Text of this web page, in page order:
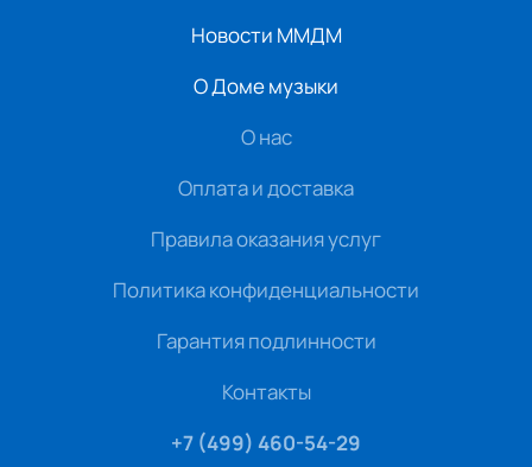
Новости ММДМ
О Доме музыки
О нас
Оплата и доставка
Правила оказания услуг
Политика конфиденциальности
Гарантия подлинности
Контакты
+7 (499) 460-54-29